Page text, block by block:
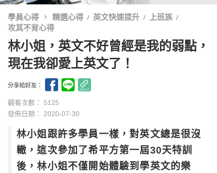
學員心得 精選心得 英文快速提升
上班族
攻其不背心得
林小姐，英文不好曾經是我的弱點，
現在我卻愛上英文了！
分享給好友：
觀看次數： 5125
發佈日期： 2020-07-30
林小姐跟許多學員一樣，對英文總是很沒
轍，這次參加了希平方第一屆30天特訓
後，林小姐不僅開始體驗到學英文的樂